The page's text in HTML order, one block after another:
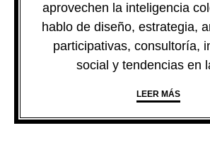
aprovechen la inteligencia
hablo de diseño, estrategia,
participativas, consultoría,
social y tendencias en
LEER MÁS